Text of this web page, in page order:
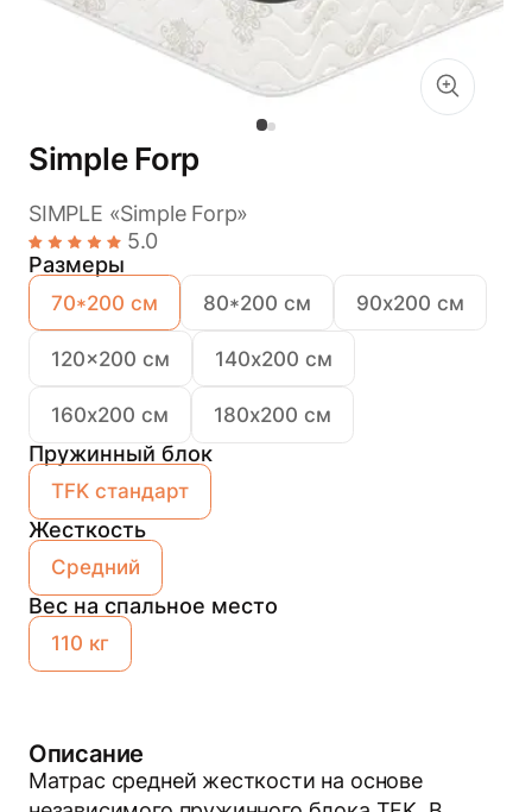
Simple Forp
SIMPLE «Simple Forp»
5.0
Размеры
70*200 см 80*200 см 90х200 см
120x200 см 140х200 см
160х200 см 180х200 см
Пружинный блок
TFK стандарт
Жесткость
Средний
Вес на спальное место
110 кг
Описание
Матрас средней жесткости на основе